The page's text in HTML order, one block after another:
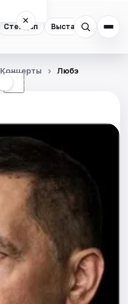
Стендап Выставки
×
☾
Концерты Любэ